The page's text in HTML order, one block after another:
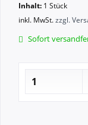
Inhalt: 1 Stück
inkl. MwSt.zzgl.
Sofort